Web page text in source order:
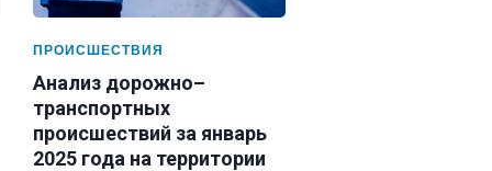
ПРОИСШЕСТВИЯ
Анализ дорожно–
транспортных
происшествий за январь
2025 года на территории